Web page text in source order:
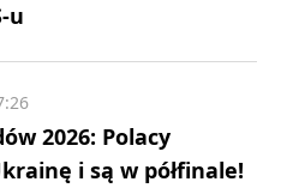
u
2026: Polacy
i są w półfinale!